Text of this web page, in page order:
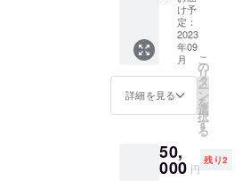
3,000円
分）】
・せん
ねんの
木グ
ループ
で利用
可能な
3,000円
品券を
お送り
しま
しま
す。
ドッグ
パーク
の利用
者へPR
したい
企業さ
ま ■注
意事項
・設置
年間と
なりま
す ・社
記載し
た看板
を設置
しま
す。 ■
このよ
うな方
におす
すめ ・
キの取
り組み
を応援
け予
定：
2023
年09
月
詳細を見る
こ
の
リ
タ
ー
ン
を
選
択
す
る
50,
000 円
残り2